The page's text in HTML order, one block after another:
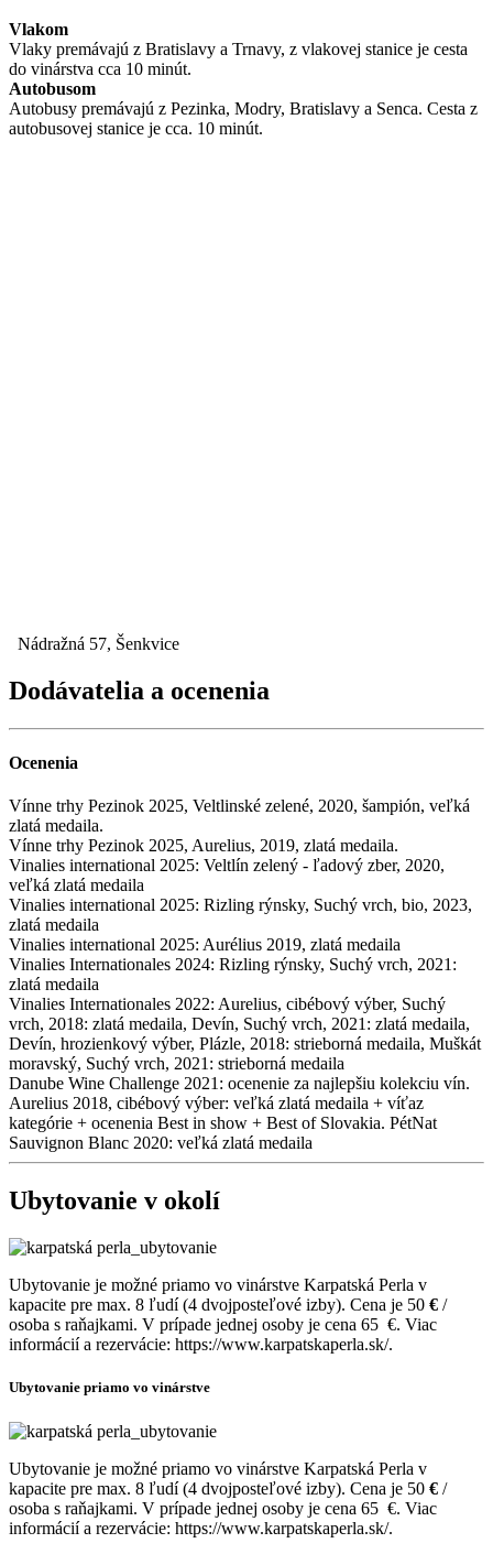
Vlakom
Vlaky premávajú z Bratislavy a Trnavy, z vlakovej stanice je cesta
do vinárstva cca 10 minút.
Autobusom
Autobusy premávajú z Pezinka, Modry, Bratislavy a Senca. Cesta z
autobusovej stanice je cca. 10 minút.
Nádražná 57, Šenkvice
Dodávatelia a ocenenia
Ocenenia
Vínne trhy Pezinok 2025, Veltlinské zelené, 2020, šampión, veľká
zlatá medaila.
Vínne trhy Pezinok 2025, Aurelius, 2019, zlatá medaila.
Vinalies international 2025: Veltlín zelený - ľadový zber, 2020,
veľká zlatá medaila
Vinalies international 2025: Rizling rýnsky, Suchý vrch, bio, 2023,
zlatá medaila
Vinalies international 2025: Aurélius 2019, zlatá medaila
Vinalies Internationales 2024: Rizling rýnsky, Suchý vrch, 2021:
zlatá medaila
Vinalies Internationales 2022: Aurelius, cibébový výber, Suchý
vrch, 2018: zlatá medaila, Devín, Suchý vrch, 2021: zlatá medaila,
Devín, hrozienkový výber, Plázle, 2018: strieborná medaila, Muškát
moravský, Suchý vrch, 2021: strieborná medaila
Danube Wine Challenge 2021: ocenenie za najlepšiu kolekciu vín.
Aurelius 2018, cibébový výber: veľká zlatá medaila + víťaz
kategórie + ocenenia Best in show + Best of Slovakia. PétNat
Sauvignon Blanc 2020: veľká zlatá medaila
Ubytovanie v okolí
Ubytovanie je možné priamo vo vinárstve Karpatská Perla v
kapacite pre max. 8 ľudí (4 dvojposteľové izby). Cena je 50 € /
osoba s raňajkami. V prípade jednej osoby je cena 65 €. Viac
informácií a rezervácie: https://www.karpatskaperla.sk/.
Ubytovanie priamo vo vinárstve
Ubytovanie je možné priamo vo vinárstve Karpatská Perla v
kapacite pre max. 8 ľudí (4 dvojposteľové izby). Cena je 50 € /
osoba s raňajkami. V prípade jednej osoby je cena 65 €. Viac
informácií a rezervácie: https://www.karpatskaperla.sk/.